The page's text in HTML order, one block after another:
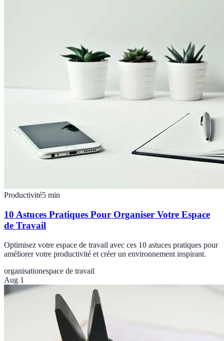
Productivité5 min
10 Astuces Pratiques Pour Organiser Votre Espace
de Travail
Optimisez votre espace de travail avec ces 10 astuces pratiques pour
améliorer votre productivité et créer un environnement inspirant.
organisationespace de travail
Aug 1